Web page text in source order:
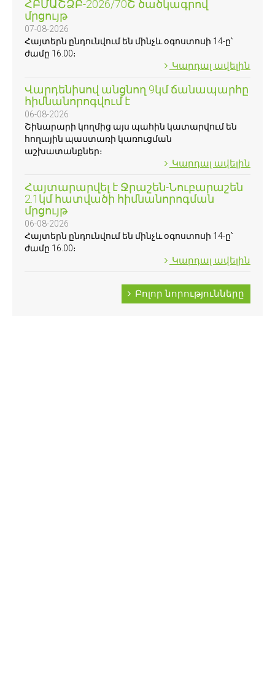
ՀԲՄԱՇՁԲ-2026/70Շ ծածկագրով
մրցույթ
07-08-2026
Հայտերն ընդունվում են մինչև օգոստոսի 14-ը՝
ժամը 16.00։
Կարդալ ավելին
Վարդենիսով անցնող 9կմ ճանապարհը
հիմնանորոգվում է
06-08-2026
Շինարարի կողմից այս պահին կատարվում են
հողային պաստառի կառուցման
աշխատանքներ։
Կարդալ ավելին
Հայտարարվել է Ջրաշեն-Նուբարաշեն
2.1կմ հատվածի հիմնանորոգման
մրցույթ
06-08-2026
Հայտերն ընդունվում են մինչև օգոստոսի 14-ը՝
ժամը 16.00։
Կարդալ ավելին
Բոլոր նորությունները